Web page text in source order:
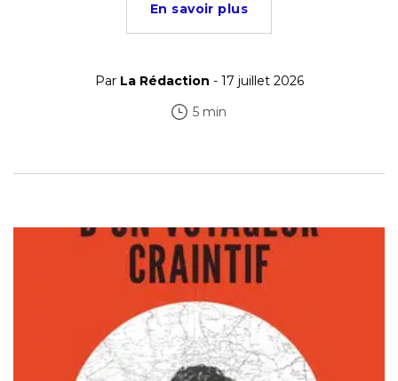
En savoir plus
Par La Rédaction - 17 juillet 2026
5 min